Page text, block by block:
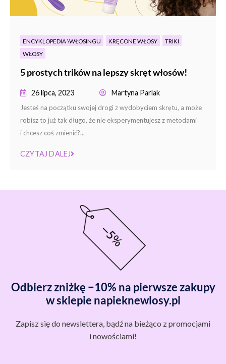
ENCYKLOPEDIA \WŁOSINGU KRĘCONE WŁOSY
TRIKI
WŁOSY
5 prostych trików na lepszy skręt włosów!
26 lipca, 2023 Martyna Parlak
Jesteś na początku swojej drogi z wydobyciem skrętu, a może
robisz to już tak długo, że nie eksperymentujesz z metodami
i chcesz coś zmienić?...
CZYTAJ DALEJ
Odbierz zniżkę −10% na pierwsze zakupy
w sklepie napieknewlosy.pl
Zapisz się do newslettera, bądź na bieżąco z promocjami
i nowościami!